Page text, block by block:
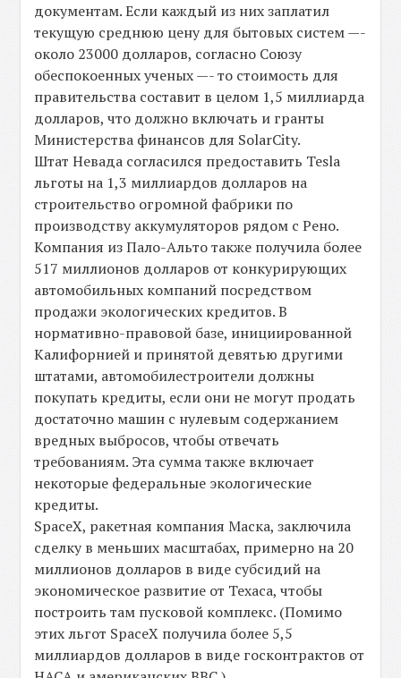
документам. Если каждый из них заплатил
текущую среднюю цену для бытовых систем —-
около 23000 долларов, согласно Союзу
обеспокоенных ученых —- то стоимость для
правительства составит в целом 1,5 миллиарда
долларов, что должно включать и гранты
Министерства финансов для SolarCity.
Штат Невада согласился предоставить Tesla
льготы на 1,3 миллиардов долларов на
строительство огромной фабрики по
производству аккумуляторов рядом с Рено.
Компания из Пало-Альто также получила более
517 миллионов долларов от конкурирующих
автомобильных компаний посредством
продажи экологических кредитов. В
нормативно-правовой базе, инициированной
Калифорнией и принятой девятью другими
штатами, автомобилестроители должны
покупать кредиты, если они не могут продать
достаточно машин с нулевым содержанием
вредных выбросов, чтобы отвечать
требованиям. Эта сумма также включает
некоторые федеральные экологические
кредиты.
SpaceX, ракетная компания Маска, заключила
сделку в меньших масштабах, примерно на 20
миллионов долларов в виде субсидий на
экономическое развитие от Техаса, чтобы
построить там пусковой комплекс. (Помимо
этих льгот SpaceX получила более 5,5
миллиардов долларов в виде госконтрактов от